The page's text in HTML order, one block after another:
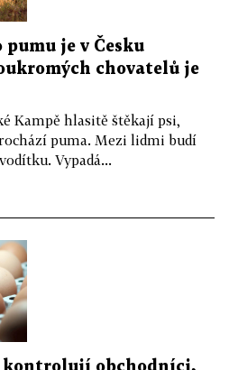
je v Česku
chovatelů je
Kampě hlasitě štěkají psi,
puma. Mezi lidmi budí
Vypadá...
kontrolují obchodníci,